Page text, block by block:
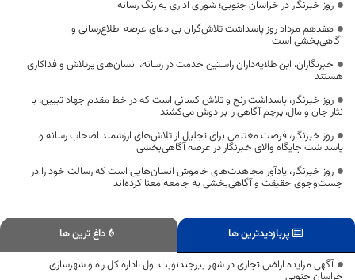
روز خبرنگار در خراسان جنوبی؛ شورای اداری به رنگ رسانه
هفدهم مرداد روز پاسداشت تلاش‌گران بی‌ادعای عرصه اطلاع‌رسانی و
آگاهی‌بخشی است
خبرنگاران، این طلایه‌داران راستین خدمت در رسانه، انسان‌های پرتلاش و فداکاری
هستند
روز خبرنگار، پاسداشت رنج و تلاش کسانی است که در خط مقدم جهاد تبیین، با
نثار جان و مال، پرچم آگاهی را بر دوش می‌کشند
روز خبرنگار، فرصت مغتنمی برای تجلیل از تلاش‌های ارزشمند اصحاب رسانه و
پاسداشت جایگاه والای خبرنگار در عرصه آگاهی‌بخشی
روز خبرنگار، یادآور مجاهدت‌های خاموش انسان‌هایی است که رسالت خود را در
جست‌وجوی حقیقت و آگاهی‌بخشی به جامعه معنا کرده‌اند
پربازدیدترین ها
داغ ترین ها
آگهی مزایده اراضی تجاری در شهر بیرجندنوبت اول ،اداره کل راه و شهرسازی